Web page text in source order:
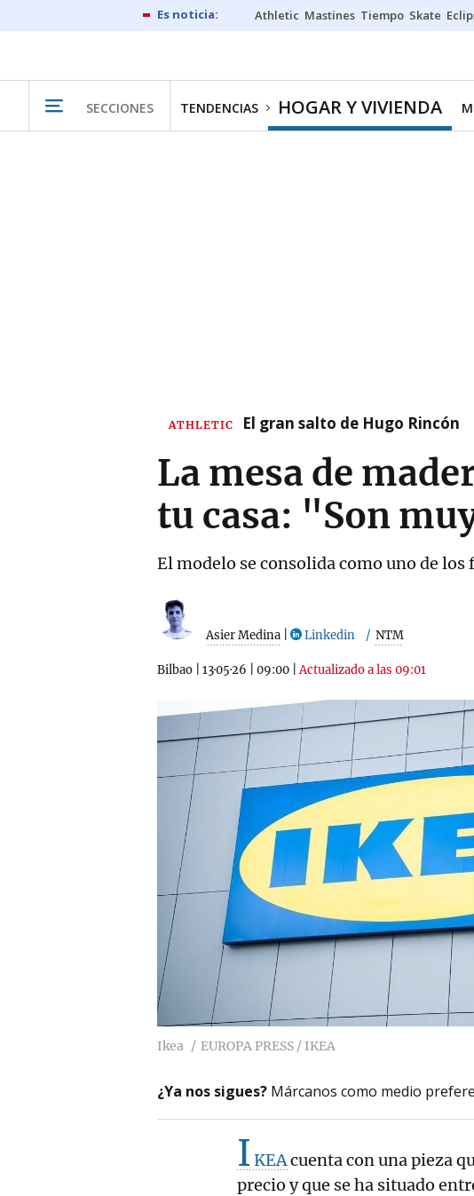
Athletic Mastines Tiempo Skate
SECCIONES TENDENCIAS HOGAR Y VIVIENDA
ATHLETIC El gran salto de Hugo Rincón
La mesa de
tu casa: "Son
El modelo se consolida como uno de
Asier Medina Linkedin NTM
Bilbao 13·05·26 09:00 |Actualizado a las 09:01
Ikea EUROPA PRESS / IKEA
¿Ya nos sigues? Márcanos como medio
I KEAcuenta con una pieza
precio y que se ha situado